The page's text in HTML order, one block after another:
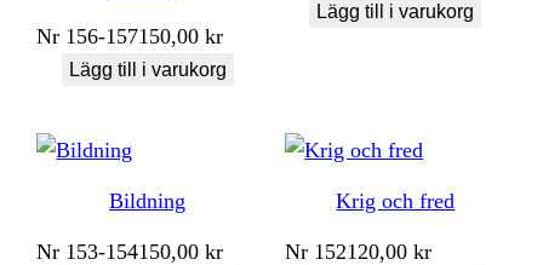
Nr 156-157150,00kr
Lägg till i varukorg
Lägg till i varukorg
Bildning
Nr 153-154150,00kr
Krig och fred
Nr 152120,00kr